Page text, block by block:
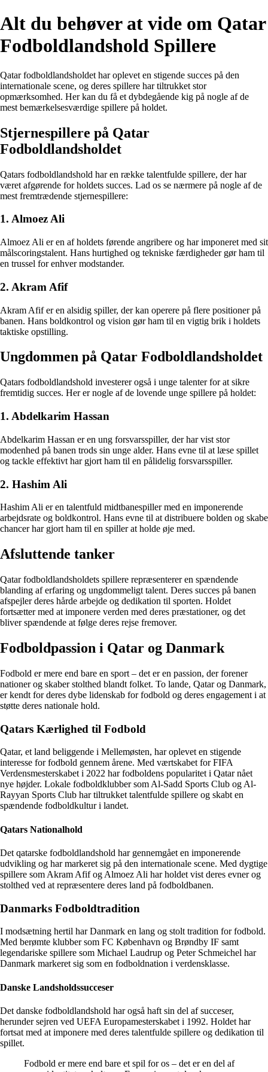
Alt du behøver at vide om Qatar
Fodboldlandshold Spillere
Qatar fodboldlandsholdet har oplevet en stigende succes på den
internationale scene, og deres spillere har tiltrukket stor
opmærksomhed. Her kan du få et dybdegående kig på nogle af de
mest bemærkelsesværdige spillere på holdet.
Stjernespillere på Qatar
Fodboldlandsholdet
Qatars fodboldlandshold har en række talentfulde spillere, der har
været afgørende for holdets succes. Lad os se nærmere på nogle af de
mest fremtrædende stjernespillere:
1. Almoez Ali
Almoez Ali er en af holdets førende angribere og har imponeret med sit
målscoringstalent. Hans hurtighed og tekniske færdigheder gør ham til
en trussel for enhver modstander.
2. Akram Afif
Akram Afif er en alsidig spiller, der kan operere på flere positioner på
banen. Hans boldkontrol og vision gør ham til en vigtig brik i holdets
taktiske opstilling.
Ungdommen på Qatar Fodboldlandsholdet
Qatars fodboldlandshold investerer også i unge talenter for at sikre
fremtidig succes. Her er nogle af de lovende unge spillere på holdet:
1. Abdelkarim Hassan
Abdelkarim Hassan er en ung forsvarsspiller, der har vist stor
modenhed på banen trods sin unge alder. Hans evne til at læse spillet
og tackle effektivt har gjort ham til en pålidelig forsvarsspiller.
2. Hashim Ali
Hashim Ali er en talentfuld midtbanespiller med en imponerende
arbejdsrate og boldkontrol. Hans evne til at distribuere bolden og skabe
chancer har gjort ham til en spiller at holde øje med.
Afsluttende tanker
Qatar fodboldlandsholdets spillere repræsenterer en spændende
blanding af erfaring og ungdommeligt talent. Deres succes på banen
afspejler deres hårde arbejde og dedikation til sporten. Holdet
fortsætter med at imponere verden med deres præstationer, og det
bliver spændende at følge deres rejse fremover.
Fodboldpassion i Qatar og Danmark
Fodbold er mere end bare en sport – det er en passion, der forener
nationer og skaber stolthed blandt folket. To lande, Qatar og Danmark,
er kendt for deres dybe lidenskab for fodbold og deres engagement i at
støtte deres nationale hold.
Qatars Kærlighed til Fodbold
Qatar, et land beliggende i Mellemøsten, har oplevet en stigende
interesse for fodbold gennem årene. Med værtskabet for FIFA
Verdensmesterskabet i 2022 har fodboldens popularitet i Qatar nået
nye højder. Lokale fodboldklubber som Al-Sadd Sports Club og Al-
Rayyan Sports Club har tiltrukket talentfulde spillere og skabt en
spændende fodboldkultur i landet.
Qatars Nationalhold
Det qatarske fodboldlandshold har gennemgået en imponerende
udvikling og har markeret sig på den internationale scene. Med dygtige
spillere som Akram Afif og Almoez Ali har holdet vist deres evner og
stolthed ved at repræsentere deres land på fodboldbanen.
Danmarks Fodboldtradition
I modsætning hertil har Danmark en lang og stolt tradition for fodbold.
Med berømte klubber som FC København og Brøndby IF samt
legendariske spillere som Michael Laudrup og Peter Schmeichel har
Danmark markeret sig som en fodboldnation i verdensklasse.
Danske Landsholdssucceser
Det danske fodboldlandshold har også haft sin del af succeser,
herunder sejren ved UEFA Europamesterskabet i 1992. Holdet har
fortsat med at imponere med deres talentfulde spillere og dedikation til
spillet.
Fodbold er mere end bare et spil for os – det er en del af